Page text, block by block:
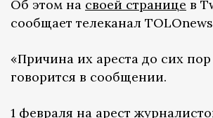
Об этом на своей странице в
сообщает телеканал
«Причина их ареста до сих
говорится в сообщении.
1 февраля на арест